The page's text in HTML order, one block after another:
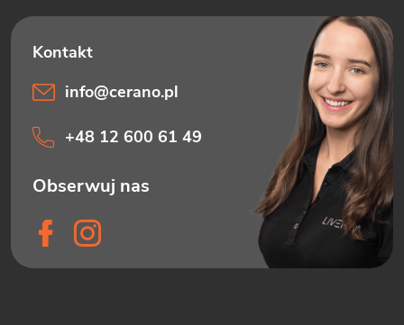
info@cerano.pl
+48 12 600 61 49